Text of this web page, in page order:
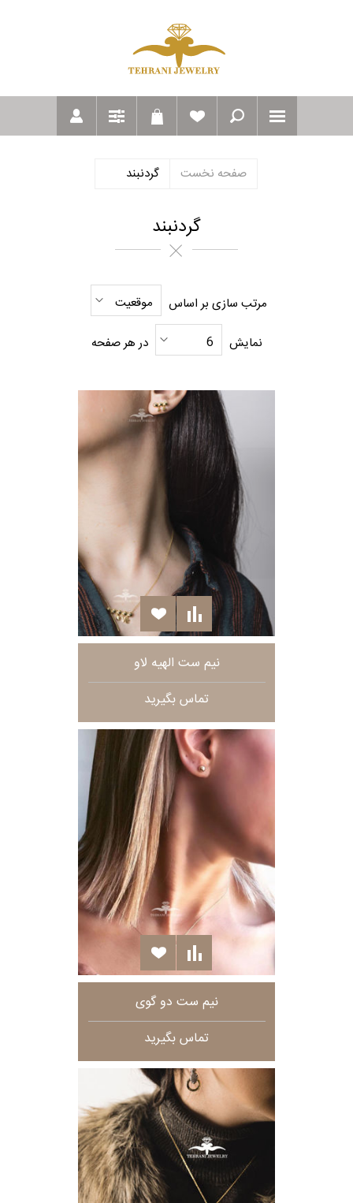
صفحه نخست گردنبند
گردنبند
مرتب سازی بر اساس موقعیت
نمایش 6 در هر صفحه
نیم ست الهیه لاو
تماس بگیرید
نیم ست دو گوی
تماس بگیرید